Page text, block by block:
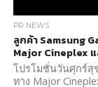
PR NEWS
ลูกค้า Samsung
Major Cineplex แ
โปรโมชั่นวันศุกร์สุ
ทาง Major